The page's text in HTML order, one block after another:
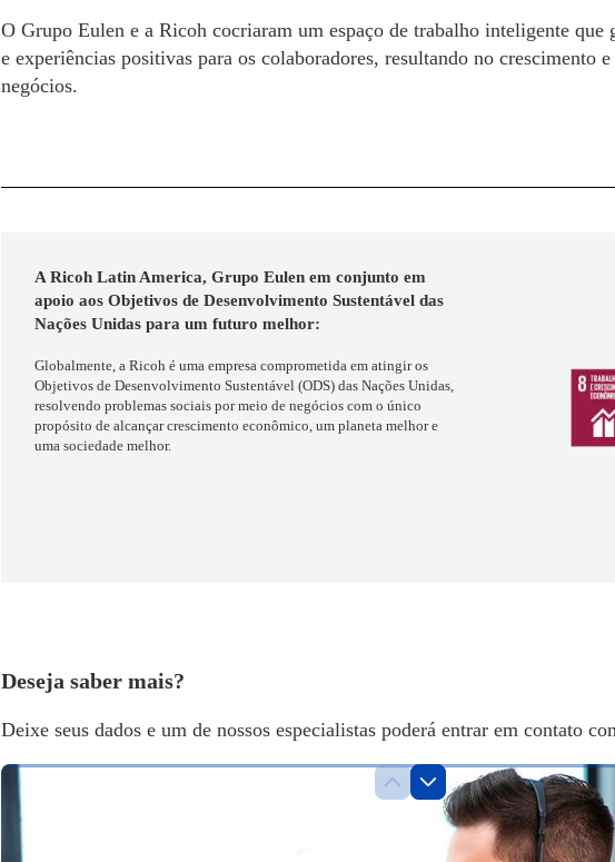
O Grupo Eulen e a Ricoh cocriaram um espaço de trabalho inteligente que
e experiências positivas para os colaboradores, resultando no crescimento
negócios.
A Ricoh Latin America, Grupo Eulen em conjunto em
apoio aos Objetivos de Desenvolvimento Sustentável das
Nações Unidas para um futuro melhor:
Globalmente, a Ricoh é uma empresa comprometida em atingir os
Objetivos de Desenvolvimento Sustentável (ODS) das Nações Unidas,
resolvendo problemas sociais por meio de negócios com o único
propósito de alcançar crescimento econômico, um planeta melhor e
uma sociedade melhor.
Deseja saber mais?
Deixe seus dados e um de nossos especialistas poderá entrar em contato